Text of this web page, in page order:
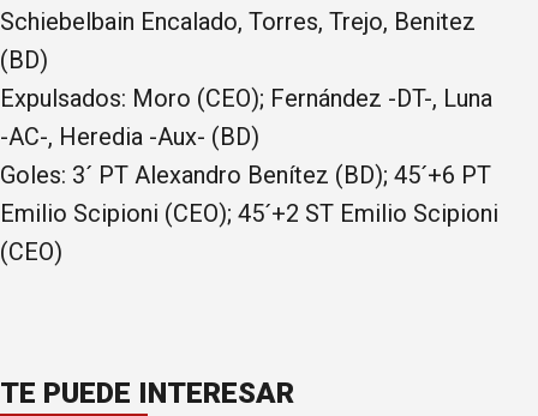
Schiebelbain Encalado, Torres, Trejo, Benitez
(BD)
Expulsados: Moro (CEO); Fernández -DT-, Luna
-AC-, Heredia -Aux- (BD)
Goles: 3´ PT Alexandro Benítez (BD); 45´+6 PT
Emilio Scipioni (CEO); 45´+2 ST Emilio Scipioni
(CEO)
TE PUEDE INTERESAR